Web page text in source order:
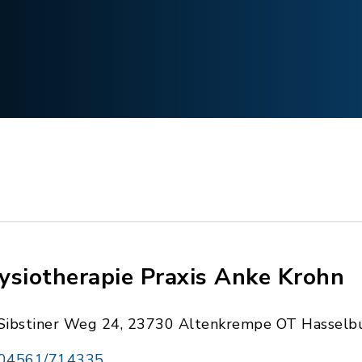
Praxis Anke Krohn
Weg 24, 23730 Altenkrempe OT